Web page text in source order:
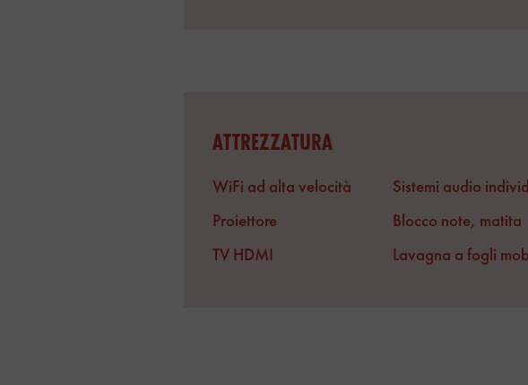
ATTREZZATURA
WiFi ad alta velocità
Sistemi audio
Proiettore
Blocco note, matita
TV HDMI
Lavagna a fogli